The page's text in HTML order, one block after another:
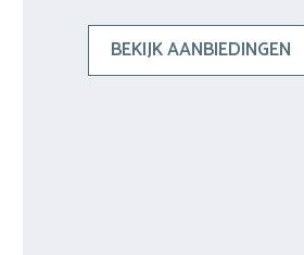
BEKIJK AANBIEDINGEN